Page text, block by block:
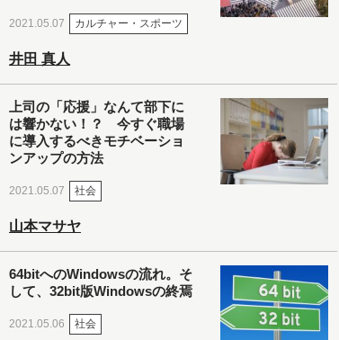
2021.05.07 カルチャー・スポーツ
井田 真人
上司の「応援」なんて部下に
は響かない！？ 今すぐ職場
に導入するべきモチベーショ
ンアップの方法
2021.05.07 社会
山本マサヤ
64bitへのWindowsの流れ。そ
して、32bit版Windowsの終焉
2021.05.06 社会